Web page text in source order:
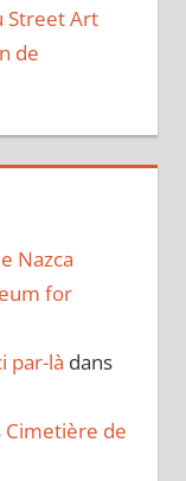
Street Art
de
Nazca
for
par-là dans
Cimetière de